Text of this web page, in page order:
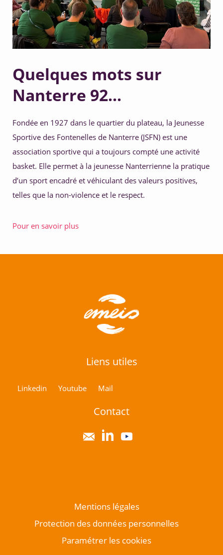
Quelques mots sur
Nanterre 92...
Fondée en 1927 dans le quartier du plateau, la Jeunesse
Sportive des Fontenelles de Nanterre (JSFN) est une
association sportive qui a toujours compté une activité
basket. Elle permet à la jeunesse Nanterrienne la pratique
d’un sport encadré et véhiculant des valeurs positives,
telles que la non-violence et le respect.
Pour en savoir plus
Liens utiles
Linkedin Youtube Mail
Contact
Mentions légales
Protection des données personnelles
Paramétrer les cookies